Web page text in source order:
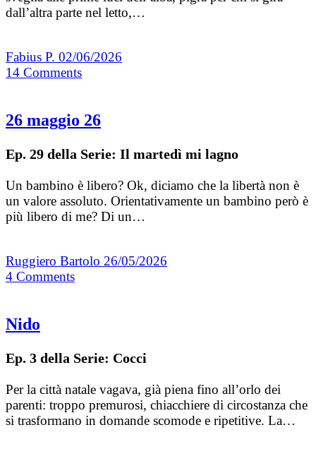
dall’altra parte nel letto,…
Fabius P. 02/06/2026
14 Comments
26 maggio 26
Ep. 29 della Serie: Il martedì mi lagno
Un bambino è libero? Ok, diciamo che la libertà non è
un valore assoluto. Orientativamente un bambino però è
più libero di me? Di un…
Ruggiero Bartolo 26/05/2026
4 Comments
Nido
Ep. 3 della Serie: Cocci
Per la città natale vagava, già piena fino all’orlo dei
parenti: troppo premurosi, chiacchiere di circostanza che
si trasformano in domande scomode e ripetitive. La…